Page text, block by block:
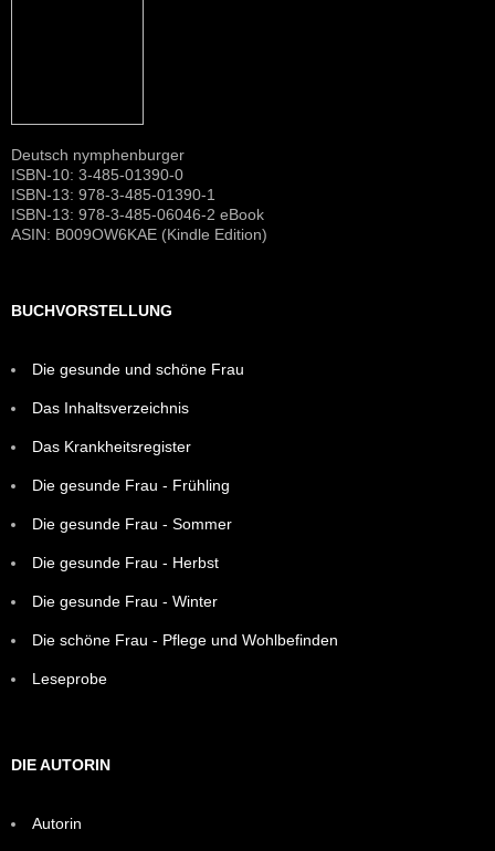
Deutsch nymphenburger
ISBN-10: 3-485-01390-0
ISBN-13: 978-3-485-01390-1
ISBN-13: 978-3-485-06046-2 eBook
ASIN: B009OW6KAE (Kindle Edition)
BUCHVORSTELLUNG
Die gesunde und schöne Frau
Das Inhaltsverzeichnis
Das Krankheitsregister
Die gesunde Frau - Frühling
Die gesunde Frau - Sommer
Die gesunde Frau - Herbst
Die gesunde Frau - Winter
Die schöne Frau - Pflege und Wohlbefinden
Leseprobe
DIE AUTORIN
Autorin